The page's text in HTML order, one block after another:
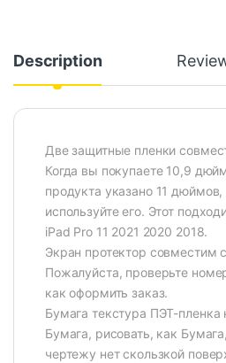
Description
Две защитные пленки
Когда вы покупаете 10,9
продукта указано 11
используйте его. Этот
iPad Pro 11 2021 2020 2018.
Экран протектор совместим
Пожалуйста, проверьте
как оформить заказ.
Бумага текстура ПЭТ-пленка
Бумага, рисовать, как
чертежу нет скользкой